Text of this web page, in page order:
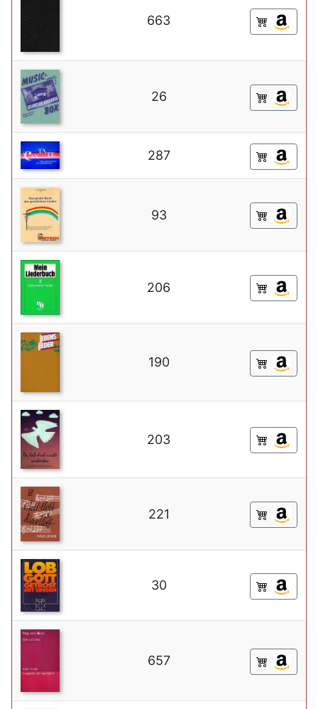
663
26
287
93
206
190
203
221
30
657